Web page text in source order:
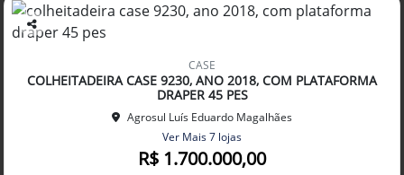
Co
arti
lhe
CASE
COLHEITADEIRA CASE 9230, ANO 2018, COM PLATAFORMA
DRAPER 45 PES
Agrosul Luís Eduardo Magalhães
Ver Mais 7 lojas
R$ 1.700.000,00